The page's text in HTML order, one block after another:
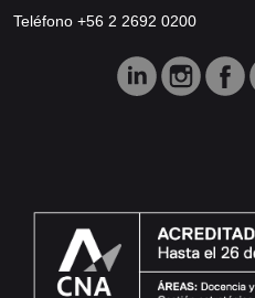
Teléfono +56 2 2692 0200